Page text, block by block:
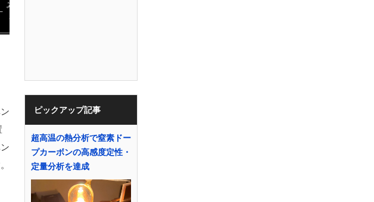
ピックアップ記事
超高温の熱分析で窒素ドー
プカーボンの高感度定性・
定量分析を達成